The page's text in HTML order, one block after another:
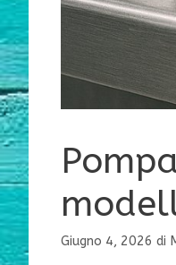
Giugno 4, 2026 di